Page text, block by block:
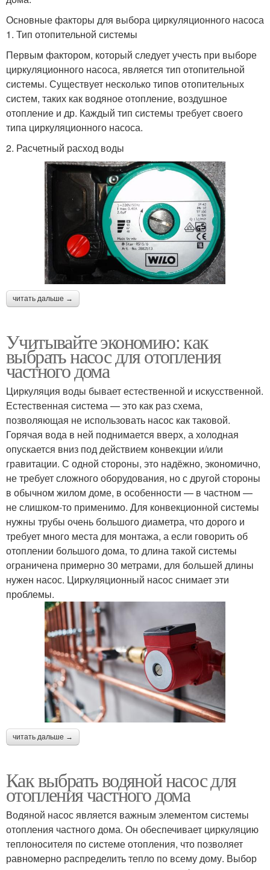
Основные факторы для выбора циркуляционного насоса
1. Тип отопительной системы
Первым фактором, который следует учесть при выборе
циркуляционного насоса, является тип отопительной
системы. Существует несколько типов отопительных
систем, таких как водяное отопление, воздушное
отопление и др. Каждый тип системы требует своего
типа циркуляционного насоса.
2. Расчетный расход воды
читать дальше →
Учитывайте экономию: как
выбрать насос для отопления
частного дома
Циркуляция воды бывает естественной и искусственной.
Естественная система — это как раз схема,
позволяющая не использовать насос как таковой.
Горячая вода в ней поднимается вверх, а холодная
опускается вниз под действием конвекции и/или
гравитации. С одной стороны, это надёжно, экономично,
не требует сложного оборудования, но с другой стороны
в обычном жилом доме, в особенности — в частном —
не слишком-то применимо. Для конвекционной системы
нужны трубы очень большого диаметра, что дорого и
требует много места для монтажа, а если говорить об
отоплении большого дома, то длина такой системы
ограничена примерно 30 метрами, для большей длины
нужен насос. Циркуляционный насос снимает эти
проблемы.
читать дальше →
Как выбрать водяной насос для
отопления частного дома
Водяной насос является важным элементом системы
отопления частного дома. Он обеспечивает циркуляцию
теплоносителя по системе отопления, что позволяет
равномерно распределить тепло по всему дому. Выбор